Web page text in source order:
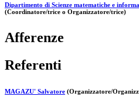
Dipartimento di Scienze matematiche e
(Coordinatore/trice o Organizzatore/trice)
Afferenze
Referenti
MAGAZU' Salvatore (Organizzatore/